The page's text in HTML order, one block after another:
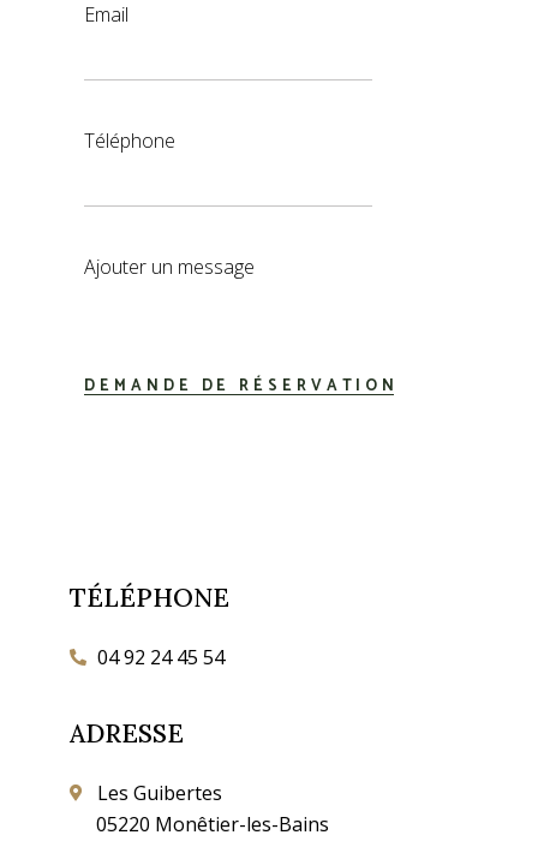
Email
Téléphone
Ajouter un message
DEMANDE DE RÉSERVATION
TÉLÉPHONE
04 92 24 45 54
ADRESSE
Les Guibertes
05220 Monêtier-les-Bains